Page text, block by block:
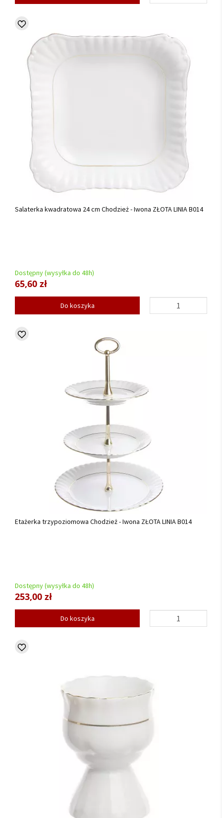
Salaterka kwadratowa 24 cm Chodzież - Iwona ZŁOTA LINIA B014
Dostępny (wysyłka do 48h)
65,60 zł
Do koszyka
Etażerka trzypoziomowa Chodzież - Iwona ZŁOTA LINIA B014
Dostępny (wysyłka do 48h)
253,00 zł
Do koszyka